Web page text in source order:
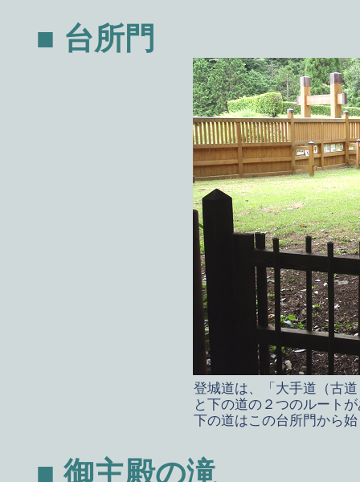
■ 台所門
登城道は、「大手道（古
と下の道の２つのルート
下の道はこの台所門から
■ 御主殿の滝